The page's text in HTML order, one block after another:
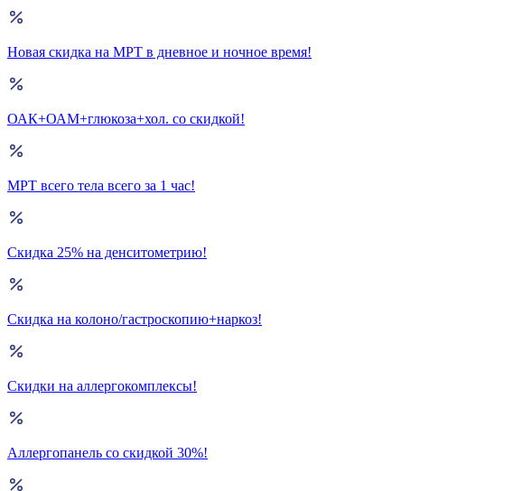
Новая скидка на МРТ в дневное и ночное время!
ОАК+ОАМ+глюкоза+хол. со скидкой!
МРТ всего тела всего за 1 час!
Скидка 25% на денситометрию!
Скидка на колоно/гастроскопию+наркоз!
Скидки на аллергокомплексы!
Аллергопанель со скидкой 30%!